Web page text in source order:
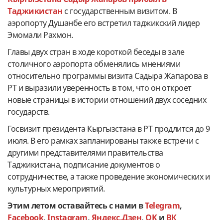
Таджикистан с государственным визитом. В
аэропорту Душанбе его встретил таджикский лидер
Эмомали Рахмон.
Главы двух стран в ходе короткой беседы в зале
столичного аэропорта обменялись мнениями
относительно программы визита Садыра Жапарова в
РТ и выразили уверенность в том, что он откроет
новые страницы в истории отношений двух соседних
государств.
Госвизит президента Кыргызстана в РТ продлится до 9
июля. В его рамках запланированы также встречи с
другими представителями правительства
Таджикистана, подписание документов о
сотрудничестве, а также проведение экономических и
культурных мероприятий.
Этим летом оставайтесь с нами вTelegram,
Facebook,Instagram,Яндекс.Дзен, OKи ВК